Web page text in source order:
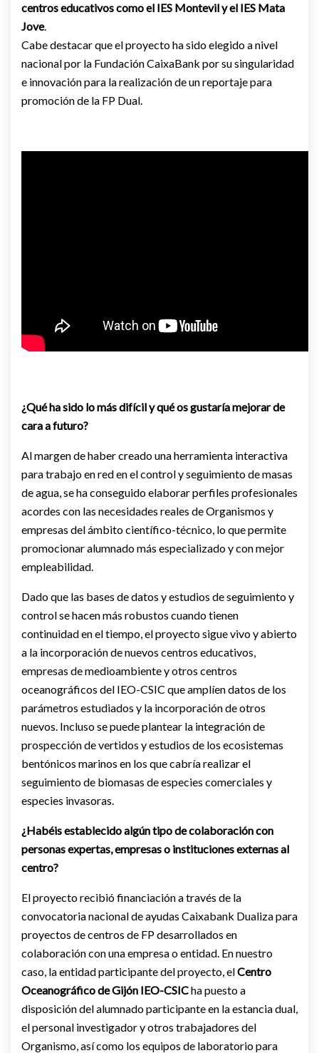
centros educativos como el IES Montevil y el IES Mata
Jove.
Cabe destacar que el proyecto ha sido elegido a nivel
nacional por la Fundación CaixaBank por su singularidad
e innovación para la realización de un reportaje para
promoción de la FP Dual.
¿Qué ha sido lo más difícil y qué os gustaría mejorar de
cara a futuro?
Al margen de haber creado una herramienta interactiva
para trabajo en red en el control y seguimiento de masas
de agua, se ha conseguido elaborar perfiles profesionales
acordes con las necesidades reales de Organismos y
empresas del ámbito científico-técnico, lo que permite
promocionar alumnado más especializado y con mejor
empleabilidad.
Dado que las bases de datos y estudios de seguimiento y
control se hacen más robustos cuando tienen
continuidad en el tiempo, el proyecto sigue vivo y abierto
a la incorporación de nuevos centros educativos,
empresas de medioambiente y otros centros
oceanográficos del IEO-CSIC que amplíen datos de los
parámetros estudiados y la incorporación de otros
nuevos. Incluso se puede plantear la integración de
prospección de vertidos y estudios de los ecosistemas
bentónicos marinos en los que cabría realizar el
seguimiento de biomasas de especies comerciales y
especies invasoras.
¿Habéis establecido algún tipo de colaboración con
personas expertas, empresas o instituciones externas al
centro?
El proyecto recibió financiación a través de la
convocatoria nacional de ayudas Caixabank Dualiza para
proyectos de centros de FP desarrollados en
colaboración con una empresa o entidad. En nuestro
caso, la entidad participante del proyecto, elCentro
Oceanográfico de Gijón IEO-CSICha puesto a
disposición del alumnado participante en la estancia dual,
el personal investigador y otros trabajadores del
Organismo, así como los equipos de laboratorio para